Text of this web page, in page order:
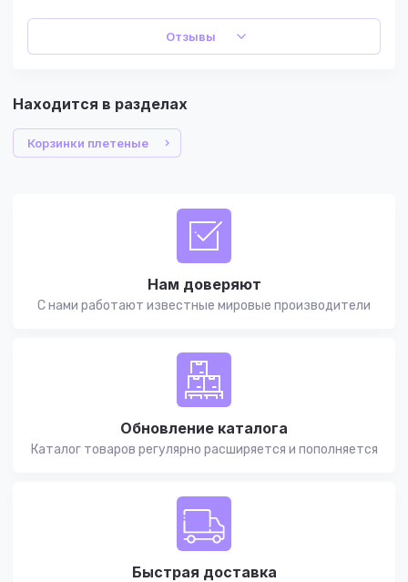
Отзывы
Находится в разделах
Корзинки плетеные
Нам доверяют
С нами работают известные мировые производители
Обновление каталога
Каталог товаров регулярно расширяется и пополняется
Быстрая доставка